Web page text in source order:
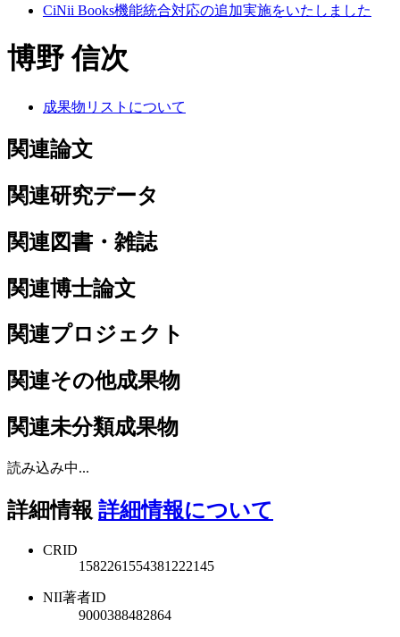
CiNii Books機能統合対応の追加実施をいたしました
博野 信次
成果物リストについて
関連論文
関連研究データ
関連図書・雑誌
関連博士論文
関連プロジェクト
関連その他成果物
関連未分類成果物
読み込み中...
詳細情報 詳細情報について
CRID
1582261554381222145
NII著者ID
9000388482864